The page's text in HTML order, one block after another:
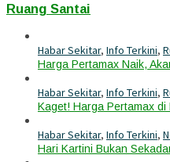
Ruang Santai
Habar Sekitar, Info Terkini,
Harga Pertamax Naik,
Habar Sekitar, Info Terkini,
Kaget! Harga Pertamax
Habar Sekitar, Info Terkini,
Hari Kartini Bukan